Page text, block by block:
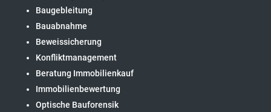
Baugebleitung
Bauabnahme
Beweissicherung
Konfliktmanagement
Beratung Immobilienkauf
Immobilienbewertung
Optische Bauforensik